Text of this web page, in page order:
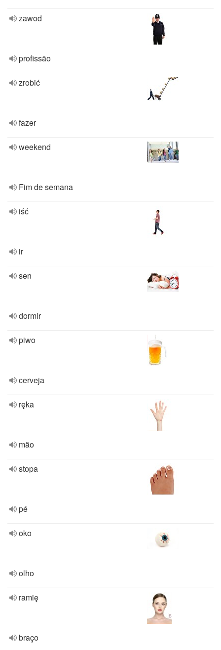
zawod
profissão
zrobić
fazer
weekend
Fim de semana
iść
ir
sen
dormir
piwo
cerveja
ręka
mão
stopa
pé
oko
olho
ramię
braço